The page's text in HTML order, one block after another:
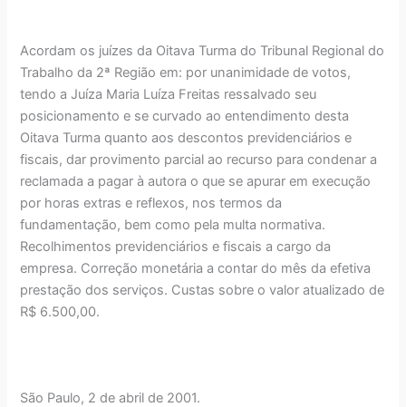
Acordam os juízes da Oitava Turma do Tribunal Regional do
Trabalho da 2ª Região em: por unanimidade de votos,
tendo a Juíza Maria Luíza Freitas ressalvado seu
posicionamento e se curvado ao entendimento desta
Oitava Turma quanto aos descontos previdenciários e
fiscais, dar provimento parcial ao recurso para condenar a
reclamada a pagar à autora o que se apurar em execução
por horas extras e reflexos, nos termos da
fundamentação, bem como pela multa normativa.
Recolhimentos previdenciários e fiscais a cargo da
empresa. Correção monetária a contar do mês da efetiva
prestação dos serviços. Custas sobre o valor atualizado de
R$ 6.500,00.
São Paulo, 2 de abril de 2001.